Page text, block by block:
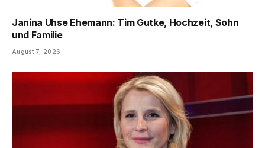
Janina Uhse Ehemann: Tim Gutke, Hochzeit, Sohn
und Familie
August 7, 2026